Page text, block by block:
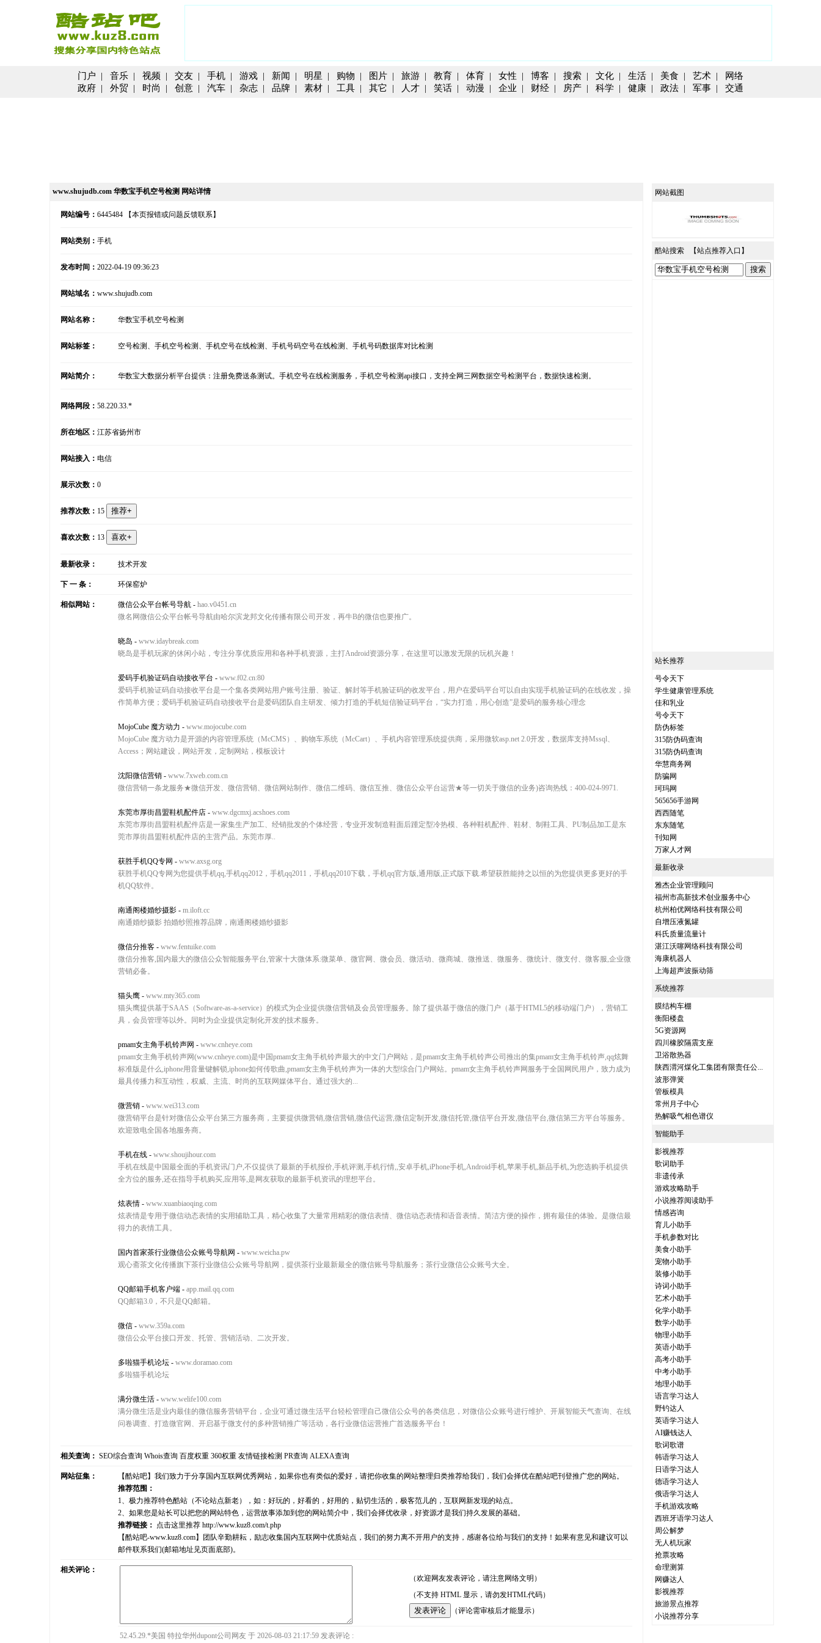
门户 | 音乐 | 视频 | 交友 | 手机 | 游戏 | 新闻 | 明星 | 购物 | 图片 | 旅游 | 教育 | 体育 | 女性 | 博客 | 搜索 | 文化 | 生活 | 美食 | 艺术 |
网络
政府 | 外贸 | 时尚 | 创意 | 汽车 | 杂志 | 品牌 | 素材 | 工具 | 其它 | 人才 | 笑话 | 动漫 | 企业 | 财经 | 房产 | 科学 | 健康 | 政法 | 军事 | 交通
www.shujudb.com 华数宝手机空号检测 网站详情
网站编号： 6445484 【本页报错或问题反馈联系】
网站类别： 手机
发布时间： 2022-04-19 09:36:23
网站域名： www.shujudb.com
网站名称： 华数宝手机空号检测
网站标签： 空号检测、手机空号检测、手机空号在线检测、手机号码空号在线检测、手机号码数据库对比检测
网站简介： 华数宝大数据分析平台提供：注册免费送条测试。手机空号在线检测服务，手机空号检测api接口，支持全网三网数据空号检测平台，数据快速检测。
网络网段： 58.220.33.*
所在地区： 江苏省扬州市
网站接入： 电信
展示次数： 0
推荐次数： 15
喜欢次数： 13
最新收录： 技术开发
下 一 条： 环保窑炉
相似网站： 微信公众平台帐号导航 - hao.v0451.cn
微名网微信公众平台帐号导航由哈尔滨龙邦文化传播有限公司开发，再牛B的微信也要推广。
晓岛 - www.idaybreak.com
晓岛是手机玩家的休闲小站，专注分享优质应用和各种手机资源，主打Android资源分享，在这里可以激发无限的玩机兴趣！
爱码手机验证码自动接收平台 - www.f02.cn:80
爱码手机验证码自动接收平台是一个集各类网站用户账号注册、验证、解封等手机验证码的收发平台，用户在爱码平台可以自由实现手机验证码的在线收发，操
作简单方便；爱码手机验证码自动接收平台是爱码团队自主研发、倾力打造的手机短信验证码平台，“实力打造，用心创造”是爱码的服务核心理念
MojoCube 魔方动力 - www.mojocube.com
MojoCube 魔方动力是开源的内容管理系统（McCMS）、购物车系统（McCart）、手机内容管理系统提供商，采用微软asp.net 2.0开发，数据库支持Mssql、
Access；网站建设，网站开发，定制网站，模板设计
沈阳微信营销 - www.7xweb.com.cn
微信营销一条龙服务★微信开发、微信营销、微信网站制作、微信二维码、微信互推、微信公众平台运营★等一切关于微信的业务)咨询热线：400-024-9971.
东莞市厚街昌盟鞋机配件店 - www.dgcmxj.acshoes.com
东莞市厚街昌盟鞋机配件店是一家集生产加工、经销批发的个体经营，专业开发制造鞋面后踵定型冷热模、各种鞋机配件、鞋材、制鞋工具、PU制品加工是东
莞市厚街昌盟鞋机配件店的主营产品。东莞市厚..
获胜手机QQ专网 - www.axsg.org
获胜手机QQ专网为您提供手机qq,手机qq2012，手机qq2011，手机qq2010下载，手机qq官方版,通用版,正式版下载.希望获胜能持之以恒的为您提供更多更好的手
机QQ软件。
南通阁楼婚纱摄影 - m.iloft.cc
南通婚纱摄影 拍婚纱照推荐品牌，南通阁楼婚纱摄影
微信分推客 - www.fentuike.com
微信分推客,国内最大的微信公众智能服务平台,管家十大微体系:微菜单、微官网、微会员、微活动、微商城、微推送、微服务、微统计、微支付、微客服,企业微
营销必备。
猫头鹰 - www.mty365.com
猫头鹰提供基于SAAS（Software-as-a-service）的模式为企业提供微信营销及会员管理服务。除了提供基于微信的微门户（基于HTML5的移动端门户），营销工
具，会员管理等以外。同时为企业提供定制化开发的技术服务。
pmam女主角手机铃声网 - www.cnheye.com
pmam女主角手机铃声网(www.cnheye.com)是中国pmam女主角手机铃声最大的中文门户网站，是pmam女主角手机铃声公司推出的集pmam女主角手机铃声,qq炫舞
标准版是什么,iphone用音量键解锁,iphone如何传歌曲,pmam女主角手机铃声为一体的大型综合门户网站。pmam女主角手机铃声网服务于全国网民用户，致力成为
最具传播力和互动性，权威、主流、时尚的互联网媒体平台。通过强大的...
微营销 - www.wei313.com
微营销平台是针对微信公众平台第三方服务商，主要提供微营销,微信营销,微信代运营,微信定制开发,微信托管,微信平台开发,微信平台,微信第三方平台等服务。
欢迎致电全国各地服务商。
手机在线 - www.shoujihour.com
手机在线是中国最全面的手机资讯门户,不仅提供了最新的手机报价,手机评测,手机行情,,安卓手机,iPhone手机,Android手机,苹果手机,新品手机,为您选购手机提供
全方位的服务,还在指导手机购买,应用等,是网友获取的最新手机资讯的理想平台。
炫表情 - www.xuanbiaoqing.com
炫表情是专用于微信动态表情的实用辅助工具，精心收集了大量常用精彩的微信表情、微信动态表情和语音表情。简洁方便的操作，拥有最佳的体验。是微信最
得力的表情工具。
国内首家茶行业微信公众账号导航网 - www.weicha.pw
观心斋茶文化传播旗下茶行业微信公众账号导航网，提供茶行业最新最全的微信账号导航服务；茶行业微信公众账号大全。
QQ邮箱手机客户端 - app.mail.qq.com
QQ邮箱3.0，不只是QQ邮箱。
微信 - www.359a.com
微信公众平台接口开发、托管、营销活动、二次开发。
多啦猫手机论坛 - www.doramao.com
多啦猫手机论坛
满分微生活 - www.welife100.com
满分微生活是业内最佳的微信服务营销平台，企业可通过微生活平台轻松管理自己微信公众号的各类信息，对微信公众账号进行维护、开展智能天气查询、在线
问卷调查、打造微官网、开启基于微支付的多种营销推广等活动，各行业微信运营推广首选服务平台！
相关查询： SEO综合查询 Whois查询 百度权重 360权重 友情链接检测 PR查询 ALEXA查询
网站征集：
【酷站吧】我们致力于分享国内互联网优秀网站，如果你也有类似的爱好，请把你收集的网站整理归类推荐给我们，我们会择优在酷站吧刊登推广您的网站。
推荐范围：
1、极力推荐特色酷站（不论站点新老），如：好玩的，好看的，好用的，贴切生活的，极客范儿的，互联网新发现的站点。
2、如果您是站长可以把您的网站特色，运营故事添加到您的网站简介中，我们会择优收录，好资源才是我们持久发展的基础。
推荐链接： 点击这里推荐 http://www.kuz8.com/t.php
【酷站吧-www.kuz8.com】团队辛勤耕耘，励志收集国内互联网中优质站点，我们的努力离不开用户的支持，感谢各位给与我们的支持！如果有意见和建议可以
邮件联系我们(邮箱地址见页面底部)。
相关评论：
（欢迎网友发表评论，请注意网络文明）
（不支持 HTML 显示，请勿发HTML代码）
（评论需审核后才能显示）
52.45.29.*美国 特拉华州dupont公司网友 于 2026-08-03 21:17:59 发表评论 :
网站截图
酷站搜索 【站点推荐入口 】
站长推荐
号令天下
学生健康管理系统
佳和乳业
号令天下
防伪标签
315防伪码查询
315防伪码查询
华慧商务网
防骗网
珂玛网
565656手游网
西西随笔
东东随笔
刊知网
万家人才网
最新收录
雅杰企业管理顾问
福州市高新技术创业服务中心
杭州柏优网络科技有限公司
自增压液氮罐
科氏质量流量计
湛江沃噻网络科技有限公司
海康机器人
上海超声波振动筛
系统推荐
膜结构车棚
衡阳楼盘
5G资源网
四川橡胶隔震支座
卫浴散热器
陕西渭河煤化工集团有限责任公...
波形弹簧
管板模具
常州月子中心
热解吸气相色谱仪
智能助手
影视推荐
歌词助手
非遗传承
游戏攻略助手
小说推荐阅读助手
情感咨询
育儿小助手
手机参数对比
美食小助手
宠物小助手
装修小助手
诗词小助手
艺术小助手
化学小助手
数学小助手
物理小助手
英语小助手
高考小助手
中考小助手
地理小助手
语言学习达人
野钓达人
英语学习达人
AI赚钱达人
歌词歌谱
韩语学习达人
日语学习达人
德语学习达人
俄语学习达人
手机游戏攻略
西班牙语学习达人
周公解梦
无人机玩家
抢票攻略
命理测算
网赚达人
影视推荐
旅游景点推荐
小说推荐分享